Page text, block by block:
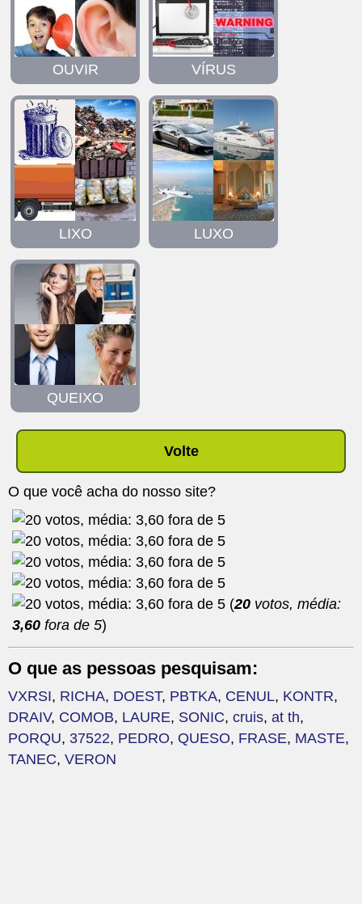
OUVIR VÍRUS
LIXO LUXO
QUEIXO
Volte
O que você acha do nosso site?
(20 votos, média:
3,60 fora de 5)
O que as pessoas pesquisam:
VXRSI, RICHA, DOEST, PBTKA, CENUL, KONTR,
DRAIV, COMOB, LAURE, SONIC, cruis, at th,
PORQU, 37522, PEDRO, QUESO, FRASE, MASTE,
TANEC, VERON